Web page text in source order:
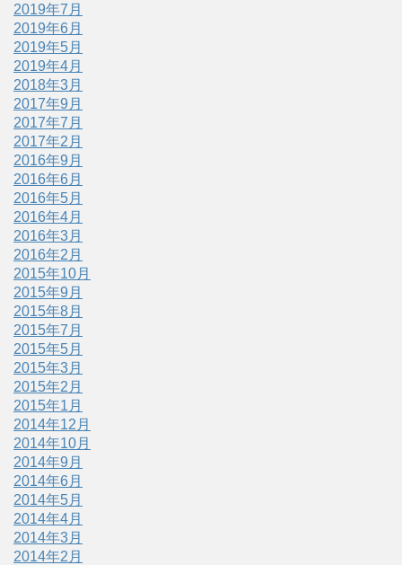
2019年7月
2019年6月
2019年5月
2019年4月
2018年3月
2017年9月
2017年7月
2017年2月
2016年9月
2016年6月
2016年5月
2016年4月
2016年3月
2016年2月
2015年10月
2015年9月
2015年8月
2015年7月
2015年5月
2015年3月
2015年2月
2015年1月
2014年12月
2014年10月
2014年9月
2014年6月
2014年5月
2014年4月
2014年3月
2014年2月